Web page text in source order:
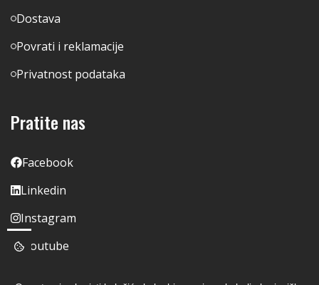
Dostava
Povrati i reklamacije
Privatnost podataka
Pratite nas
Facebook
Linkedin
Instagram
Youtube